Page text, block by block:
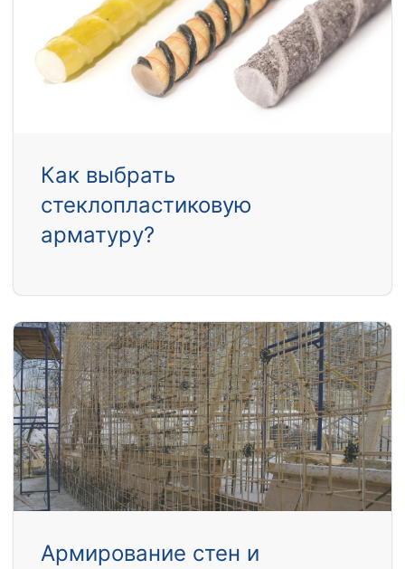
Как выбрать
стеклопластиковую
арматуру?
Армирование стен и